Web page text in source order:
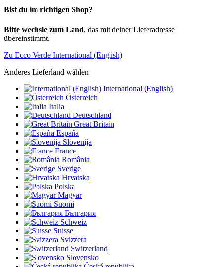
Bist du im richtigen Shop?
Bitte wechsle zum Land, das mit deiner Lieferadresse
übereinstimmt.
Zu Ecco Verde International (English)
Anderes Lieferland wählen
International (English)
Österreich
Italia
Deutschland
Great Britain
España
Slovenija
France
România
Sverige
Hrvatska
Polska
Magyar
Suomi
България
Schweiz
Suisse
Svizzera
Switzerland
Slovensko